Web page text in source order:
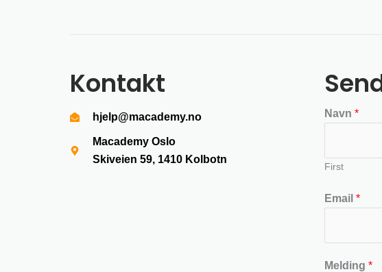
Kontakt
hjelp@macademy.no
Macademy Oslo
Skiveien 59, 1410 Kolbotn
Navn*
First
Email*
Melding*